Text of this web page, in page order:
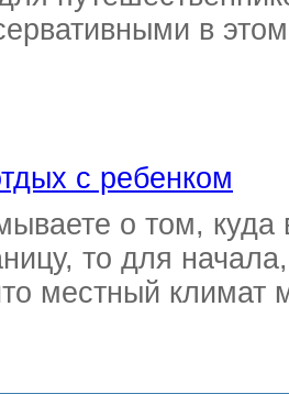
в
с ребенком
о том, куда
то для
местный климат